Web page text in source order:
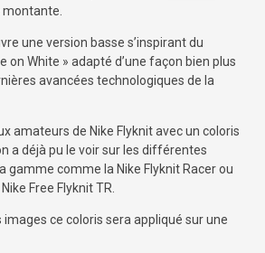
une version basse s’inspirant du
on White » adapté d’une façon bien plus
avancées technologiques de la
amateurs de Nike Flyknit avec un coloris
a déjà pu le voir sur les différentes
gamme comme la Nike Flyknit Racer ou
Free Flyknit TR.
images ce coloris sera appliqué sur une